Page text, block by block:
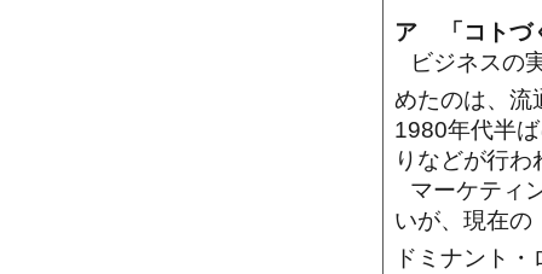
ア 「コトづ
ビジネスの
めたのは、流
1980年代半
りなどが行
マーケティ
いが、現在の
ドミナント